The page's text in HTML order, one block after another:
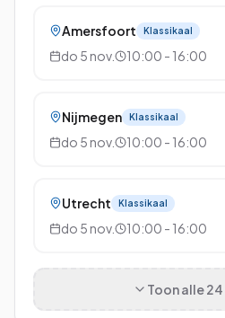
Amersfoort Klassikaal
do 5 nov. 10:00 - 16:00
Nijmegen Klassikaal
do 5 nov. 10:00 - 16:00
Utrecht Klassikaal
do 5 nov. 10:00 - 16:00
Toon alle24